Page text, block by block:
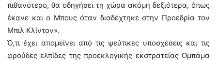
πιθανότερο, θα οδηγήσει τη χώρα ακόμη δεξιότερα, όπως
έκανε και ο Μπους όταν διαδέχτηκε στην Προεδρία τον
Μπιλ Κλίντον».
Ό,τι έχει απομείνει από τις ψεύτικες υποσχέσεις και τις
φρούδες ελπίδες της προεκλογικής εκστρατείας Ομπάμα